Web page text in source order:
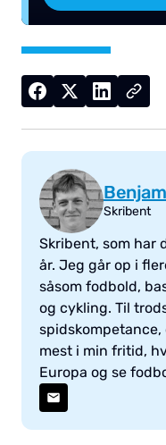
Skribent
Skribent, som har
år. Jeg går op i
såsom fodbold,
og cykling. Til
mest i min fritid,
Europa og se